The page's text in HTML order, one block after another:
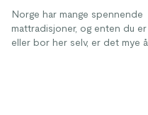
Norge har mange spennende
mattradisjoner, og enten du
eller bor her selv, er det mye